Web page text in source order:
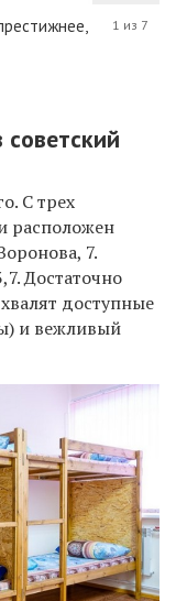
1 из 7
советский
С трех
расположен
7.
Достаточно
доступные
и вежливый